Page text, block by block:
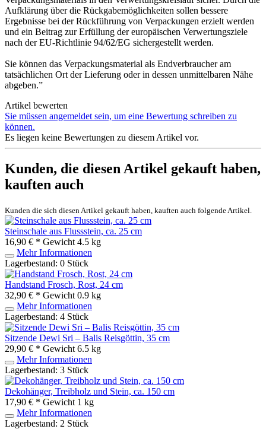
Aufklärung über die Rückgabemöglichkeiten sollen bessere
Ergebnisse bei der Rückführung von Verpackungen erzielt werden
und ein Beitrag zur Erfüllung der europäischen Verwertungsziele
nach der EU-Richtlinie 94/62/EG sichergestellt werden.
Sie können das Verpackungsmaterial als Endverbraucher am
tatsächlichen Ort der Lieferung oder in dessen unmittelbaren Nähe
abgeben.”
Artikel bewerten
Sie müssen angemeldet sein, um eine Bewertung schreiben zu
können.
Es liegen keine Bewertungen zu diesem Artikel vor.
Kunden, die diesen Artikel gekauft haben,
kauften auch
Kunden die sich diesen Artikel gekauft haben, kauften auch folgende Artikel.
Steinschale aus Flussstein, ca. 25 cm
16,90 € * Gewicht 4.5 kg
Mehr Informationen
Lagerbestand: 0 Stück
Handstand Frosch, Rost, 24 cm
32,90 € * Gewicht 0.9 kg
Mehr Informationen
Lagerbestand: 4 Stück
Sitzende Dewi Sri – Balis Reisgöttin, 35 cm
29,90 € * Gewicht 6.5 kg
Mehr Informationen
Lagerbestand: 3 Stück
Dekohänger, Treibholz und Stein, ca. 150 cm
17,90 € * Gewicht 1 kg
Mehr Informationen
Lagerbestand: 2 Stück